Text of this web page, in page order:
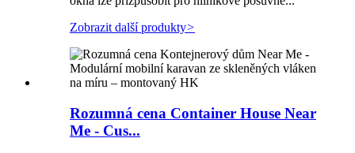
Zobrazit další produkty>
Rozumná cena Container House Near
Me - Cus...